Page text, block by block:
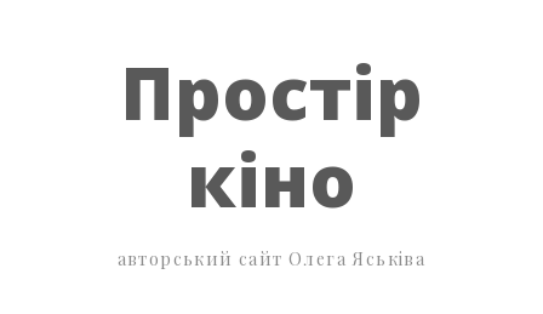
Простір
кіно
авторський сайт Олега Яськіва